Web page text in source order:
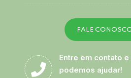
FALE
Entre em contato
podemos ajudar!